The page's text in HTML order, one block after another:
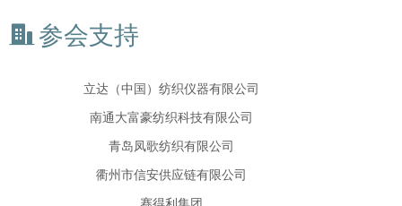
参会支持
立达（中国）纺织仪器有限公司
青岛凤歌纺织有限公司
衢州市信安供应链有限公司
赛得利集团
上海东证期货有限公司